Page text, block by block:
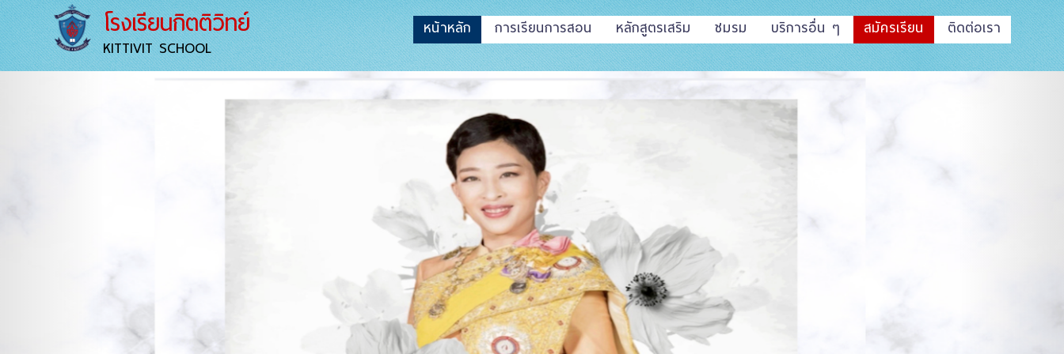
โรงเรียนกิตติวิทย์
KITTIVIT SCHOOL
หน้าหลัก การเรียนการสอน หลักสูตรเสริม ชมรม บริการอื่น ๆ สมัครเรียน ติดต่อเรา